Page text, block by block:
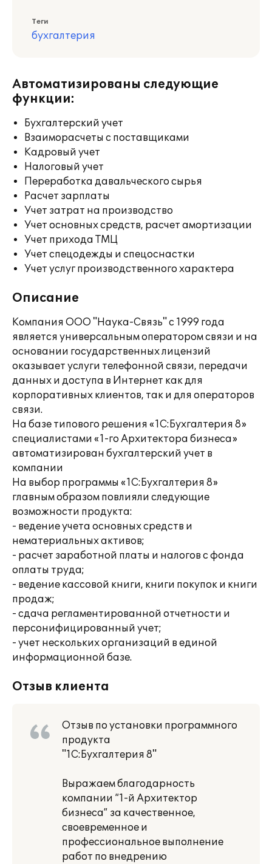
Теги
бухгалтерия
Автоматизированы следующие
функции:
Бухгалтерский учет
Взаиморасчеты с поставщиками
Кадровый учет
Налоговый учет
Переработка давальческого сырья
Расчет зарплаты
Учет затрат на производство
Учет основных средств, расчет амортизации
Учет прихода ТМЦ
Учет спецодежды и спецоснастки
Учет услуг производственного характера
Описание
Компания ООО "Наука-Связь" с 1999 года
является универсальным оператором связи и на
основании государственных лицензий
оказывает услуги телефонной связи, передачи
данных и доступа в Интернет как для
корпоративных клиентов, так и для операторов
связи.
На базе типового решения «1С:Бухгалтерия 8»
специалистами «1-го Архитектора бизнеса»
автоматизирован бухгалтерский учет в
компании
На выбор программы «1С:Бухгалтерия 8»
главным образом повлияли следующие
возможности продукта:
- ведение учета основных средств и
нематериальных активов;
- расчет заработной платы и налогов с фонда
оплаты труда;
- ведение кассовой книги, книги покупок и книги
продаж;
- сдача регламентированной отчетности и
персонифицированный учет;
- учет нескольких организаций в единой
информационной базе.
Отзыв клиента
Отзыв по установки программного
продукта
"1С:Бухгалтерия 8"
Выражаем благодарность
компании “1-й Архитектор
бизнеса” за качественное,
своевременное и
профессиональное выполнение
работ по внедрению